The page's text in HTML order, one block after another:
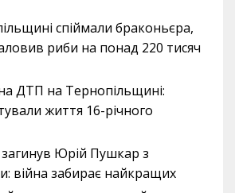
спіймали браконьєра,
риби на понад 220 тисяч
ДТП на Тернопільщині:
життя 16-річного
Юрій Пушкар з
війна забирає найкращих